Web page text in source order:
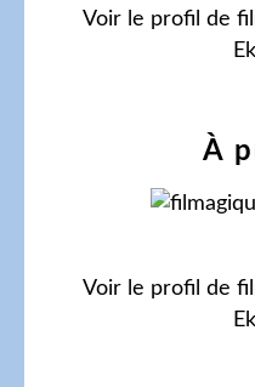
Voir le profil de
À
Voir le profil de